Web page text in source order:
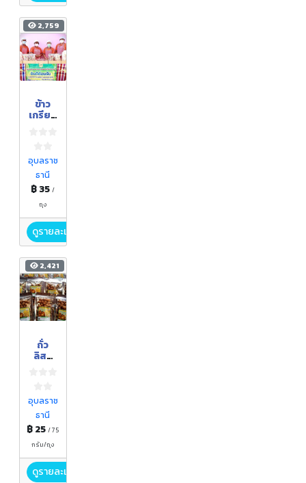
2,759
ข้าว
เกรียบ
อุบลราช
ธานี
฿ 35/
ถุง
ดูรายละเอียด
2,421
ถั่ว
ลิสง
อุบลราช
ธานี
฿ 25 / 75
กรัม/ถุง
ดูรายละเอียด